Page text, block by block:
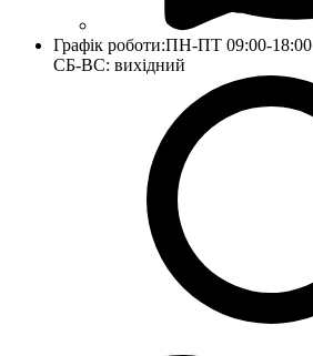
Графік роботи:ПН-ПТ 09:00-18:00
СБ-ВС: вихідний